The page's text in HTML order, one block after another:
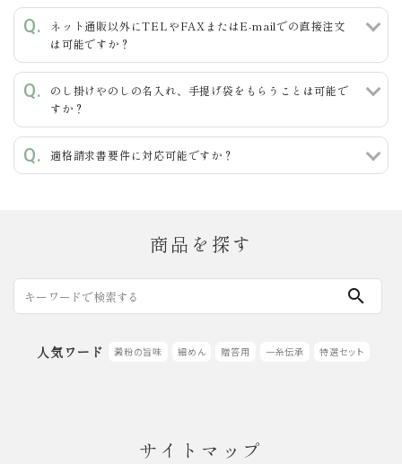
カテゴリー
ネット通販以外にTELやFAXまたはE-mailでの直接注文
は可能ですか？
のし掛けやのしの名入れ、手提げ袋をもらうことは可能で
すか？
適格請求書要件に対応可能ですか？
商品を探す
search
人気ワード 澱粉の旨味 細めん 贈答用 一糸伝承 特選セット
サイトマップ